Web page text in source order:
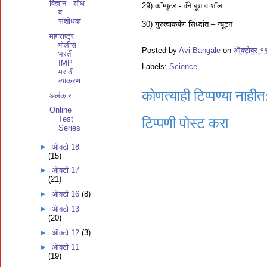
29) कॉम्पुटर - वॅने बूश व शॉल
30) गुरुत्वाकर्षण सिध्दांत – न्यूटन
Posted by Avi Bangale on ऑक्टोबर
Labels: Science
कोणत्याही टिप्पण्‍या
टिप्पणी पोस्ट करा
विज्ञान - शोध
व
संशोधक
महाराष्ट्र
पोलीस
भरती
IMP
मराठी
व्याकरण
अलंकार
Online
Test
Series
►ऑक्टो 18
(15)
►ऑक्टो 17
(21)
►ऑक्टो 16(8)
►ऑक्टो 13
(20)
►ऑक्टो 12(3)
►ऑक्टो 11
(19)